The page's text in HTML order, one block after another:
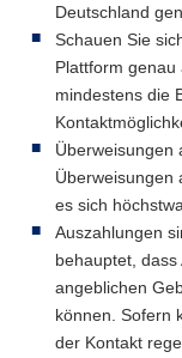
Deutschland
Schauen Sie
Plattform genau
mindestens die
Überweisungen
Überweisungen
es sich
Auszahlungen
behauptet,
angeblichen
können. Sofern
der Kontakt